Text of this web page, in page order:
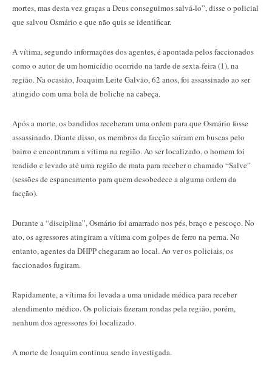
mortes, mas desta vez graças a Deus conseguimos salvá-lo”, disse o policial
que salvou Osmário e que não quis se identificar.
A vítima, segundo informações dos agentes, é apontada pelos faccionados
como o autor de um homicídio ocorrido na tarde de sexta-feira (1), na
região. Na ocasião, Joaquim Leite Galvão, 62 anos, foi assassinado ao ser
atingido com uma bola de boliche na cabeça.
Após a morte, os bandidos receberam uma ordem para que Osmário fosse
assassinado. Diante disso, os membros da facção saíram em buscas pelo
bairro e encontraram a vítima na região. Ao ser localizado, o homem foi
rendido e levado até uma região de mata para receber o chamado “Salve”
(sessões de espancamento para quem desobedece a alguma ordem da
facção).
Durante a “disciplina”, Osmário foi amarrado nos pés, braço e pescoço. No
ato, os agressores atingiram a vítima com golpes de ferro na perna. No
entanto, agentes da DHPP chegaram ao local. Ao ver os policiais, os
faccionados fugiram.
Rapidamente, a vítima foi levada a uma unidade médica para receber
atendimento médico. Os policiais fizeram rondas pela região, porém,
nenhum dos agressores foi localizado.
A morte de Joaquim continua sendo investigada.